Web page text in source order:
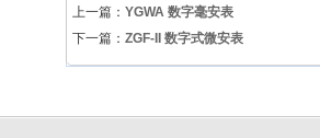
上一篇： YGWA 数字毫安表
下一篇： ZGF-II 数字式微安表